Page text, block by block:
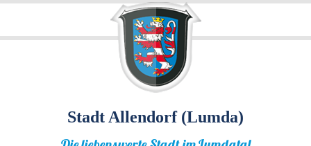
Stadt Allendorf (Lumda)